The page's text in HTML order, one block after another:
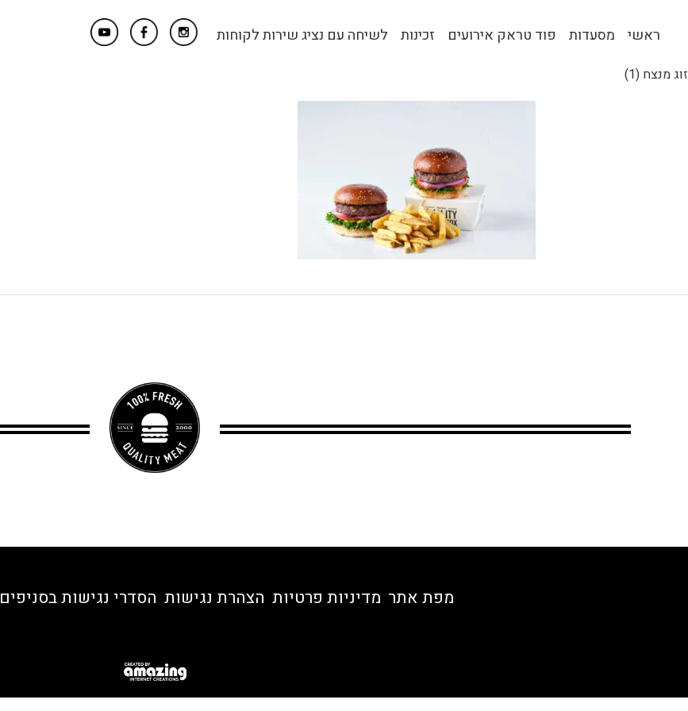
ראשי מסעדות פוד טראק אירועים זכינות לשיחה עם נציג שירות לקוחות
זוג מנצח (1)
מפת אתר מדיניות פרטיות הצהרת נגישות הסדרי נגישות בסניפים